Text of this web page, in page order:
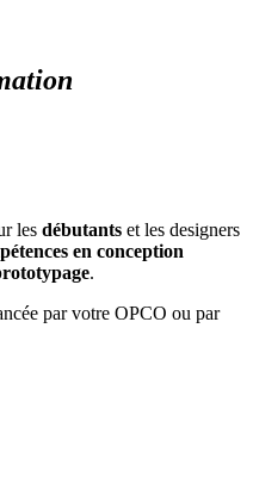
les débutants et les designers
en conception
.
par votre OPCO ou par